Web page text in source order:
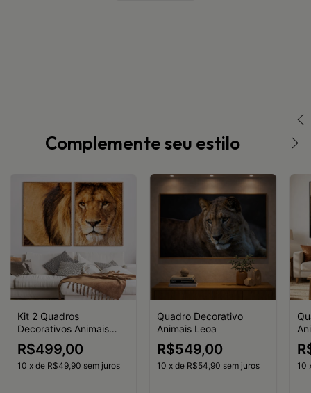
Complemente seu estilo
Kit 2 Quadros
Decorativos Animais
Leão Olhar
R$499,00
10 x de R$49,90 sem juros
Quadro Decorativo
Animais Leoa
R$549,00
10 xde R$54,90 sem juros 10